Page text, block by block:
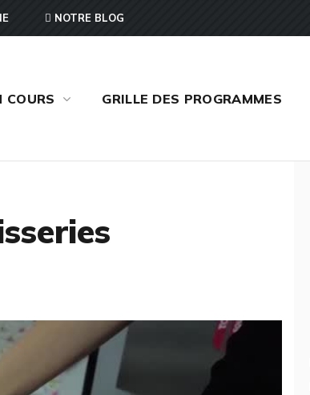
NOTRE BLOG
COURS GRILLE DES PROGRAMMES